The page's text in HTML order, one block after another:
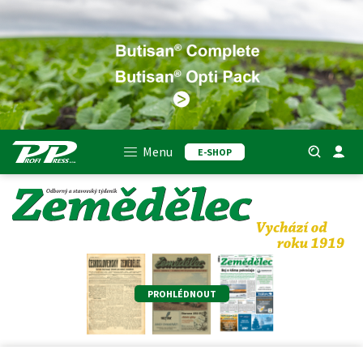
Menu E-SHOP
PROHLÉDNOUT